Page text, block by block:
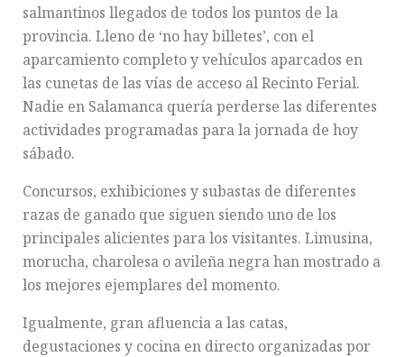
salmantinos llegados de todos los puntos de la
provincia. Lleno de ‘no hay billetes’, con el
aparcamiento completo y vehículos aparcados en
las cunetas de las vías de acceso al Recinto Ferial.
Nadie en Salamanca quería perderse las diferentes
actividades programadas para la jornada de hoy
sábado.
Concursos, exhibiciones y subastas de diferentes
razas de ganado que siguen siendo uno de los
principales alicientes para los visitantes. Limusina,
morucha, charolesa o avileña negra han mostrado a
los mejores ejemplares del momento.
Igualmente, gran afluencia a las catas,
degustaciones y cocina en directo organizadas por